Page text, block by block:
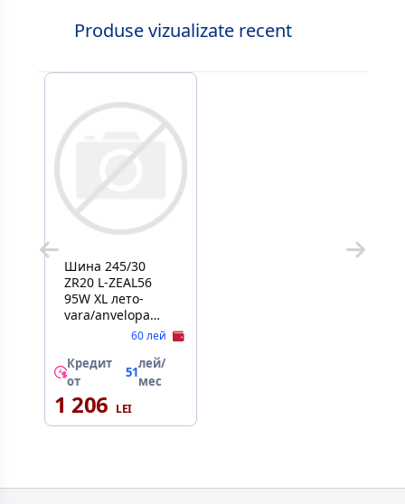
Produse vizualizate recent
Шина 245/30
ZR20 L-ZEAL56
95W XL лето-
vara/anvelopa
pneumatica60 лей
Кредит
от
51
лей/
мес
1 206